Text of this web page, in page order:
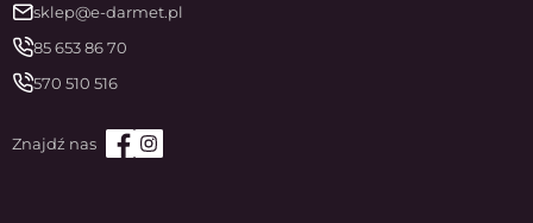
sklep@e-darmet.pl
85 653 86 70
570 510 516